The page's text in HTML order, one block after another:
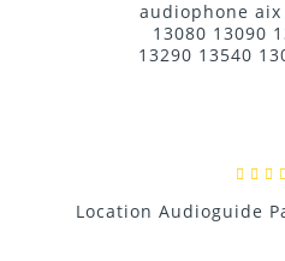
Location Audioguide